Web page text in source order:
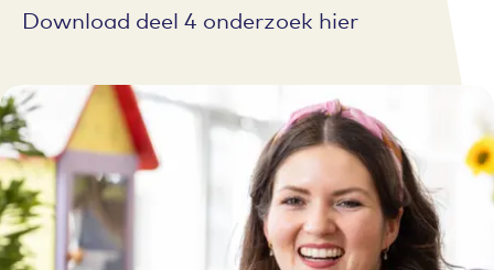
Download deel 4 onderzoek hier